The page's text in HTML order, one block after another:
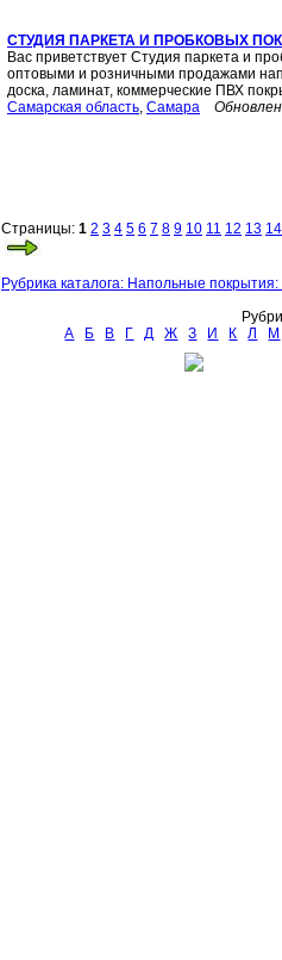
СТУДИЯ ПАРКЕТА И ПРОБКОВЫХ
Вас приветствует Студия паркета и
оптовыми и розничными продажами
доска, ламинат, коммерческие ПВХ
Самарская область, Самара
Страницы: 1 2 3 4 5 6 7 8 9 10 11 12 13 14
Рубрика каталога: Напольные
А
Б В Г Д Ж З И К Л М